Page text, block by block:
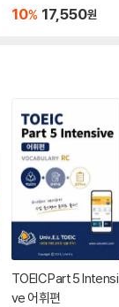
10% 17,550원
TOEIC Part 5 Intensi
ve 어휘편